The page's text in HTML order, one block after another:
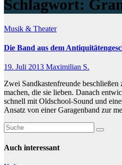
Schlagwort:
Musik & Theater
Die Band aus dem
19. Juli 2013 Maximilian S.
Zwei Sandkastenfreunde
machen, die sie lieben. Danach
schnell mit Oldschool-Sound und
Ansatz von einer Garagenband zur
Auch interessant